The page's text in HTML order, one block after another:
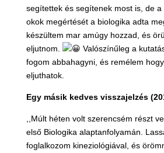
segítettek és segítenek most is, de a
okok megértését a biologika adta
készültem mar amúgy hozzad, és
eljutnom.
Valószínűleg a
fogom abbahagyni, és remélem
eljuthatok.
Egy másik kedves visszajelzés
,,Múlt héten volt szerencsém részt
első Biologika alaptanfolyamán.
foglalkozom kineziológiával, és